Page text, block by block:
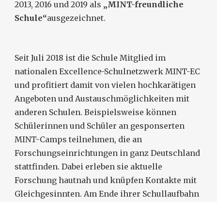
2013, 2016 und 2019 als „MINT-freundliche
Schule“ausgezeichnet.
Seit Juli 2018 ist die Schule Mitglied im
nationalen Excellence-Schulnetzwerk MINT-EC
und profitiert damit von vielen hochkarätigen
Angeboten und Austauschmöglichkeiten mit
anderen Schulen. Beispielsweise können
Schülerinnen und Schüler an gesponserten
MINT-Camps teilnehmen, die an
Forschungseinrichtungen in ganz Deutschland
stattfinden. Dabei erleben sie aktuelle
Forschung hautnah und knüpfen Kontakte mit
Gleichgesinnten. Am Ende ihrer Schullaufbahn